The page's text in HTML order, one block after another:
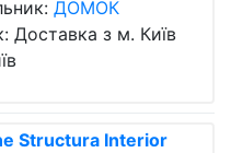
ДОМОК
Доставка з м. Київ
Structura Interior